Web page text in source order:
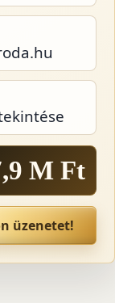
M Ft
üzenetet!